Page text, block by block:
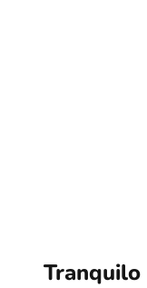
atende a todos
até o companheiro
Tranquilo